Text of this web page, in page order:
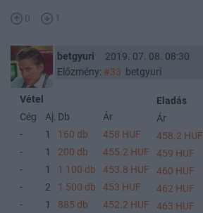
0 1
betgyuri
2019. 07. 08. 08:30
Előzmény: #33 betgyuri
Vétel
Cég
Aj. Db
Ár
-
1 160 db
458 HUF
-
1 200 db
455.2 HUF
-
1 1 100 db
453.8 HUF
-
2 1 500 db
453 HUF
-
1 885 db
452.2 HUF
Eladás
Ár
458.2 HUF
459 HUF
460 HUF
462 HUF
463 HUF